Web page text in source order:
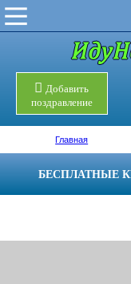
Добавить
поздравление
Главная
БЕСПЛАТНЫЕ